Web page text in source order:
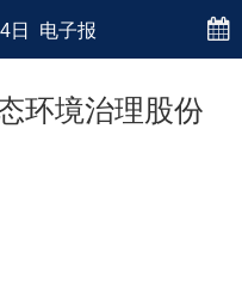
日 电子报
环境治理股份